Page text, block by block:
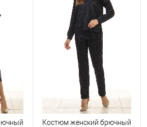
Костюм женский брючный